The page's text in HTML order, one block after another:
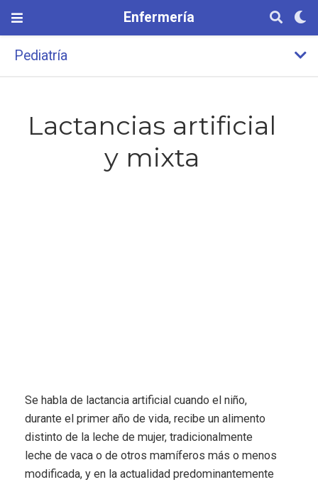
Enfermería
Pediatría
Lactancias artificial
y mixta
Se habla de lactancia artificial cuando el niño,
durante el primer año de vida, recibe un alimento
distinto de la leche de mujer, tradicionalmente
leche de vaca o de otros mamíferos más o menos
modificada, y en la actualidad predominantemente